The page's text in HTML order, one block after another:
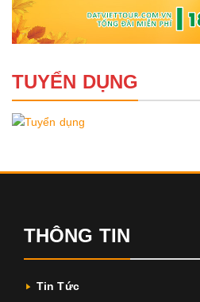
TUYỂN DỤNG
THÔNG TIN
Tin Tức